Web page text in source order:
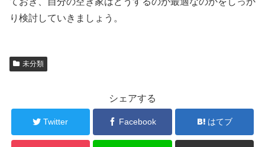
り検討していきましょう。
未分類
シェアする
Twitter Facebook はてブ